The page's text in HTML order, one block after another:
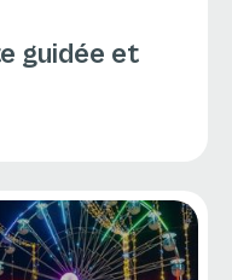
guidée et